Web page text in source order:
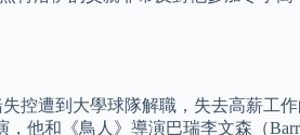
控遭到大學球隊解職，失去高薪
他和《鳥人》導演巴瑞李文森（